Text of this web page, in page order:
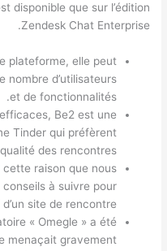
disponible que sur l’édition
Zendesk Chat Enterprise.
plateforme, elle peut
nombre d’utilisateurs
et de fonctionnalités.
Be2 est une
Tinder qui préfèrent
des rencontres.
cette raison que nous
à suivre pour
site de rencontre.
« Omegle » a été
menaçait gravement